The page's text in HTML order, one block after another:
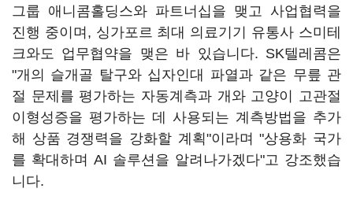
그룹 애니콤홀딩스와 파트너십을 맺고 사업협력을
진행 중이며, 싱가포르 최대 의료기기 유통사 스미테
크와도 업무협약을 맺은 바 있습니다. SK텔레콤은
"개의 슬개골 탈구와 십자인대 파열과 같은 무릎 관
절 문제를 평가하는 자동계측과 개와 고양이 고관절
이형성증을 평가하는 데 사용되는 계측방법을 추가
해 상품 경쟁력을 강화할 계획"이라며 "상용화 국가
를 확대하며 AI 솔루션을 알려나가겠다"고 강조했습
니다.